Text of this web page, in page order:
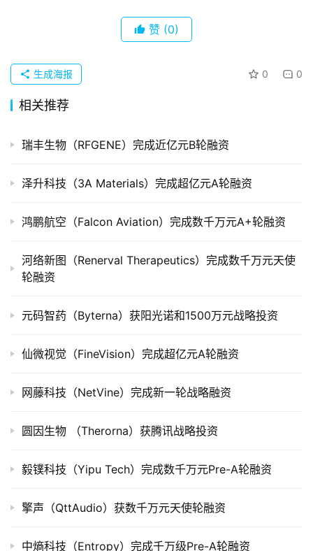
发
布
购
组
公
司
市
投
据
创
学
院
登录
赞 (0)
0 0
生成海报
相关推荐
瑞丰生物（RFGENE）完成近亿元B轮融资
泽升科技（3A Materials）完成超亿元A轮融资
鸿鹏航空（Falcon Aviation）完成数千万元A+轮融资
河络新图（Renerval Therapeutics）完成数千万元天使
轮融资
元码智药（Byterna）获阳光诺和1500万元战略投资
仙微视觉（FineVision）完成超亿元A轮融资
网藤科技（NetVine）完成新一轮战略融资
圆因生物 （Therorna）获腾讯战略投资
毅镤科技（Yipu Tech）完成数千万元Pre-A轮融资
擎声（QttAudio）获数千万元天使轮融资
中熵科技（Entropy）完成千万级Pre-A轮融资